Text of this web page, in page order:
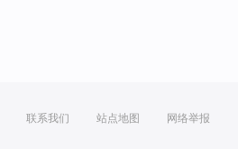
联系我们 站点地图 网络举报